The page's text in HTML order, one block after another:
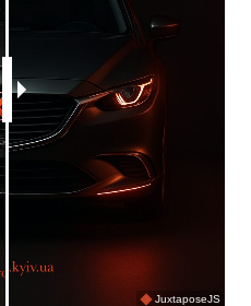
JuxtaposeJS